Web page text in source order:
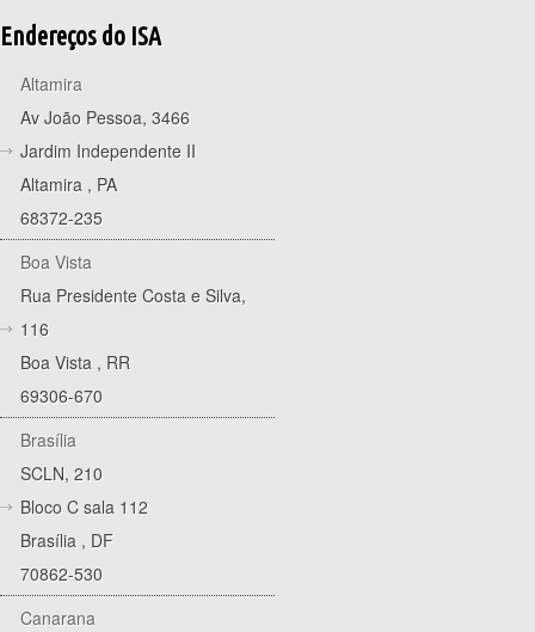
Endereços do ISA
Altamira
Av João Pessoa, 3466
Jardim Independente II
Altamira , PA
68372-235
Boa Vista
Rua Presidente Costa e Silva,
116
Boa Vista , RR
69306-670
Brasília
SCLN, 210
Bloco C sala 112
Brasília , DF
70862-530
Canarana